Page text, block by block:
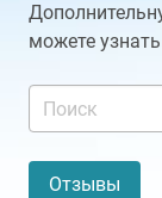
можете
Отзывы